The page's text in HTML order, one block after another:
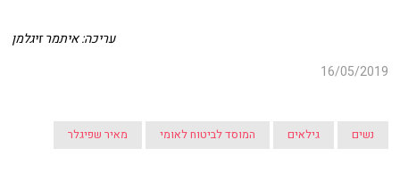
עריכה: איתמר זיגלמן
16/05/2019
נשים גילאים המוסד לביטוח לאומי מאיר שפיגלר